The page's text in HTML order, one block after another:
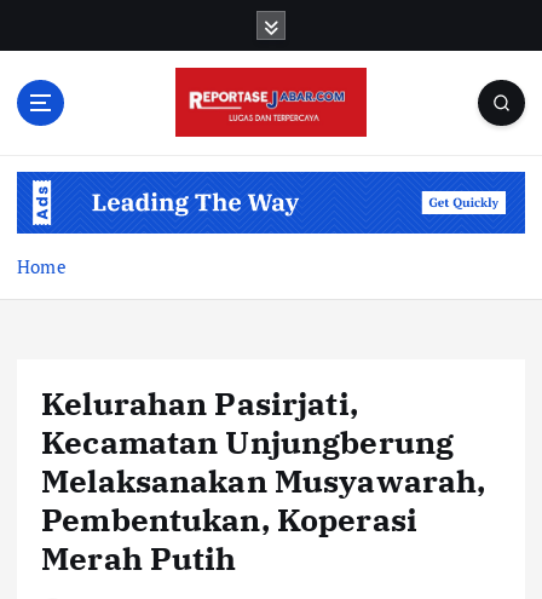
Home
Kelurahan Pasirjati,
Kecamatan Unjungberung
Melaksanakan Musyawarah,
Pembentukan, Koperasi
Merah Putih